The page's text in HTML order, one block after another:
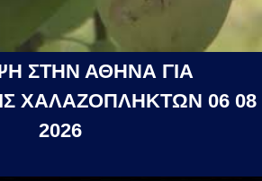
ΣΤΗΝ ΑΘΗΝΑ ΓΙΑ
ΧΑΛΑΖΟΠΛΗΚΤΩΝ 06 08
2026